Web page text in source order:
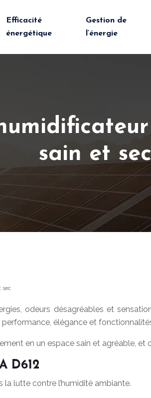
Efficacité
énergétique
Gestion de
l’énergie
sain et sec
sec
odeurs désagréables et
élégance et
en un espace sain et agréable, et
D612
lutte contre l’humidité ambiante.